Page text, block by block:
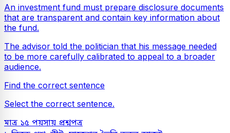
An investment fund must prepare disclosure documents
that are transparent and contain key information about
the fund.
The advisor told the politician that his message needed
to be more carefully calibrated to appeal to a broader
audience.
Find the correct sentence
Select the correct sentence.
মাত্র ১৫ পয়সায় প্রশ্নপত্র